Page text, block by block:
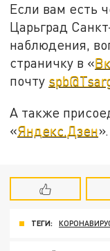
Если вам есть
Царьград
наблюдения,
страничку в «
почту
А также
«Яндекс.Дзен».
ТЕГИ: